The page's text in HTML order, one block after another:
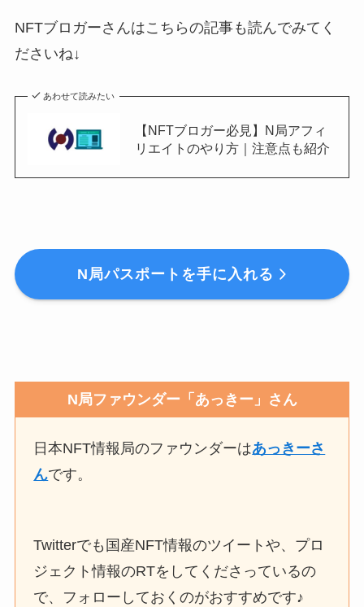
NFTブロガーさんはこちらの記事も読んでみてく
ださいね↓
あわせて読みたい
【NFTブロガー必見】N局アフィ
リエイトのやり方｜注意点も紹介
N局パスポートを手に入れる
N局ファウンダー「あっきー」さん
日本NFT情報局のファウンダーはあっきーさ
んです。
Twitterでも国産NFT情報のツイートや、プロ
ジェクト情報のRTをしてくださっているの
で、フォローしておくのがおすすめです♪